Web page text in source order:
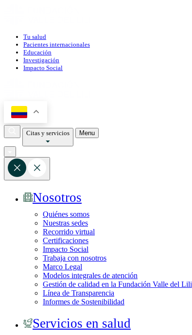
Tu salud
Pacientes internacionales
Educación
Investigación
Impacto Social
Citas y servicios Menu
Nosotros
Quiénes somos
Nuestras sedes
Recorrido virtual
Certificaciones
Impacto Social
Trabaja con nosotros
Marco Legal
Modelos integrales de atención
Gestión de calidad en la Fundación Valle del Lili
Línea de Transparencia
Informes de Sostenibilidad
Servicios en salud